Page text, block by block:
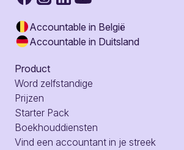
Accountable in België
Accountable in Duitsland
Product
Word zelfstandige
Prijzen
Starter Pack
Boekhouddiensten
Vind een accountant in je streek